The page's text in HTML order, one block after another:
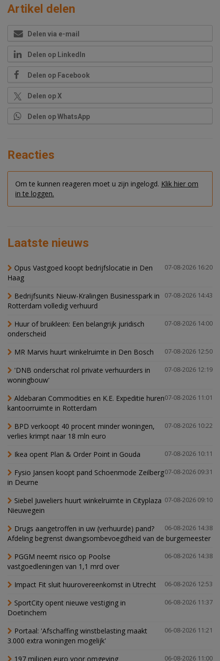
Artikel delen
Delen via e-mail
Delen op LinkedIn
Delen op Facebook
Delen op X
Delen op WhatsApp
Reacties
Om te kunnen reageren moet u zijn ingelogd. Klik hier om
in te loggen.
Laatste nieuws
07-08-2026 16:20
Opus Vastgoed koopt bedrijfslocatie in Den
Haag
07-08-2026 14:43
Bedrijfsunits Nieuw-Kralingen Businesspark in
Rotterdam volledig verhuurd
07-08-2026 14:00
Huur of bruikleen: Een belangrijk juridisch
onderscheid
07-08-2026 12:50
MR Marvis huurt winkelruimte in Den Bosch
07-08-2026 12:19
'DNB onderschat rol private verhuurders in
woningbouw'
07-08-2026 11:01
Aldebaran Commodities en K.E. Expeditie huren
kantoorruimte in Rotterdam
07-08-2026 10:22
BPD verkoopt 40 procent minder woningen,
verlies krimpt naar 18 mln euro
07-08-2026 10:11
Ikea opent Plan & Order Point in Gouda
07-08-2026 09:31
Fysio Jansen koopt pand Schoenmode Zeilberg
in Deurne
07-08-2026 09:10
Siebel Juweliers huurt winkelruimte in Cityplaza
Nieuwegein
06-08-2026 14:38
Drugs aangetroffen in uw (verhuurde) pand?
Afdeling begrenst dwangsombevoegdheid van de burgemeester
06-08-2026 14:38
PGGM neemt risico op Poolse
vastgoedleningen van 1,1 mrd over
06-08-2026 12:53
Impact Fit sluit huurovereenkomst in Utrecht
06-08-2026 11:37
SportCity opent nieuwe vestiging in
Doetinchem
06-08-2026 11:21
Portaal: 'Afschaffing winstbelasting maakt
3.000 extra woningen mogelijk'
06-08-2026 11:00
197 miljoen euro voor omgeving